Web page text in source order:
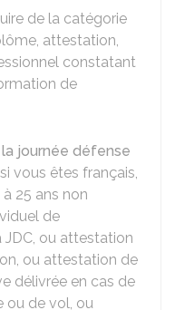
de la catégorie
attestation,
constatant
de
journée défense
si vous êtes français,
25 ans non
de
JDC, ou attestation
ou attestation de
délivrée en cas de
ou de vol, ou